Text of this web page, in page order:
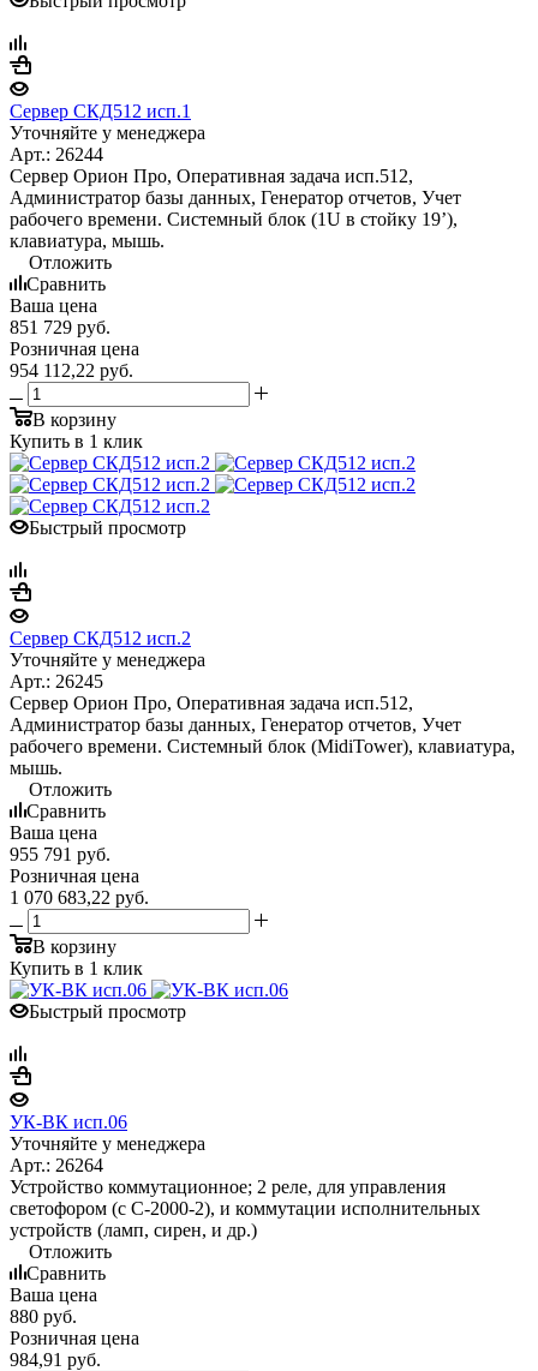
Сервер СКД512 исп.1
Уточняйте у менеджера
Арт.: 26244
Сервер Орион Про, Оперативная задача исп.512,
Администратор базы данных, Генератор отчетов, Учет
рабочего времени. Системный блок (1U в стойку 19’),
клавиатура, мышь.
Отложить
Сравнить
Ваша цена
851 729 руб.
Розничная цена
954 112,22 руб.
В корзину
Купить в 1 клик
Быстрый просмотр
Сервер СКД512 исп.2
Уточняйте у менеджера
Арт.: 26245
Сервер Орион Про, Оперативная задача исп.512,
Администратор базы данных, Генератор отчетов, Учет
рабочего времени. Системный блок (MidiTower), клавиатура,
мышь.
Отложить
Сравнить
Ваша цена
955 791 руб.
Розничная цена
1 070 683,22 руб.
В корзину
Купить в 1 клик
Быстрый просмотр
УК-ВК исп.06
Уточняйте у менеджера
Арт.: 26264
Устройство коммутационное; 2 реле, для управления
светофором (с С-2000-2), и коммутации исполнительных
устройств (ламп, сирен, и др.)
Отложить
Сравнить
Ваша цена
880 руб.
Розничная цена
984,91 руб.